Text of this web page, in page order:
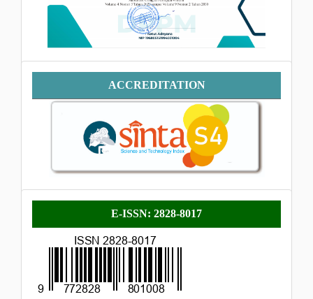
AccreditationACCREDITATION
E-
ISSN
E-ISSN: 2828-8017